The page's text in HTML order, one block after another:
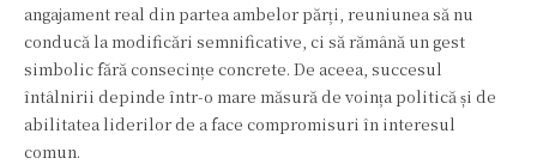
angajament real din partea ambelor părți, reuniunea să nu
conducă la modificări semnificative, ci să rămână un gest
simbolic fără consecințe concrete. De aceea, succesul
întâlnirii depinde într-o mare măsură de voința politică și de
abilitatea liderilor de a face compromisuri în interesul
comun.